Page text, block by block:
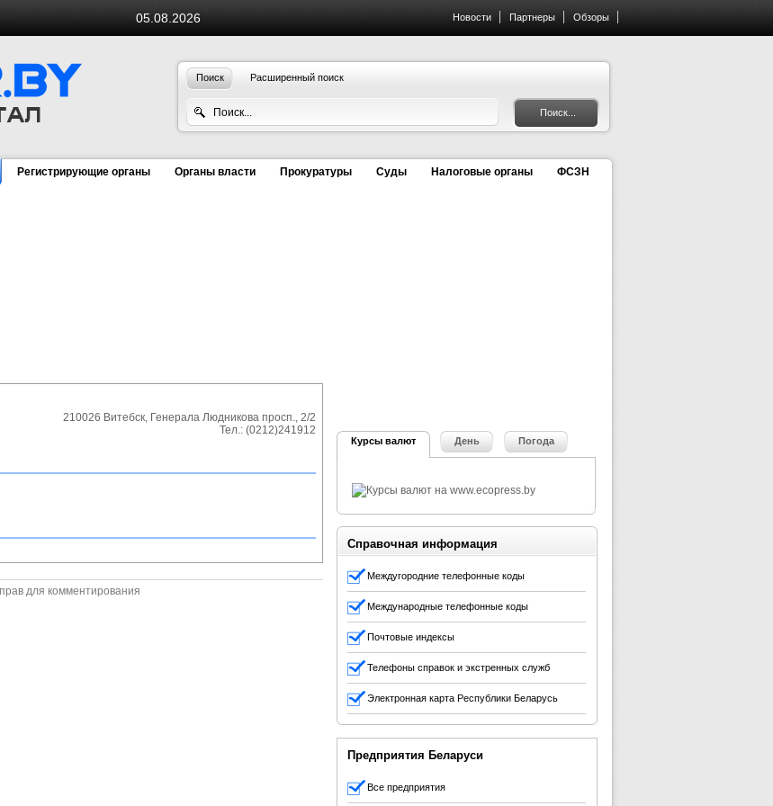
05.08.2026 Новости Партнеры Обзоры
Поиск Расширенный поиск
Регистрирующие органы Органы власти Прокуратуры Суды Налоговые органы ФСЗН
210026 Витебск, Генерала Людникова просп., 2/2
Тел.: (0212)241912
для комментирования
Курсы валют День Погода
Справочная информация
Междугородние телефонные коды
Международные телефонные коды
Почтовые индексы
Телефоны справок и экстренных служб
Электронная карта Республики Беларусь
Предприятия Беларуси
Все предприятия